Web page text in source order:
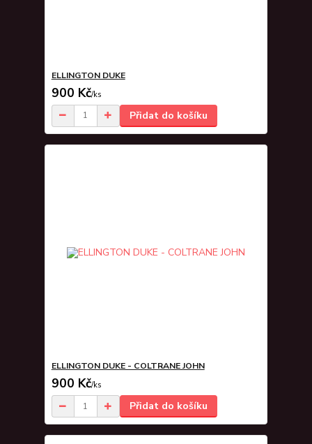
ELLINGTON DUKE
900 Kč/ks
Přidat do košíku
ELLINGTON DUKE - COLTRANE JOHN
900 Kč/ks
Přidat do košíku